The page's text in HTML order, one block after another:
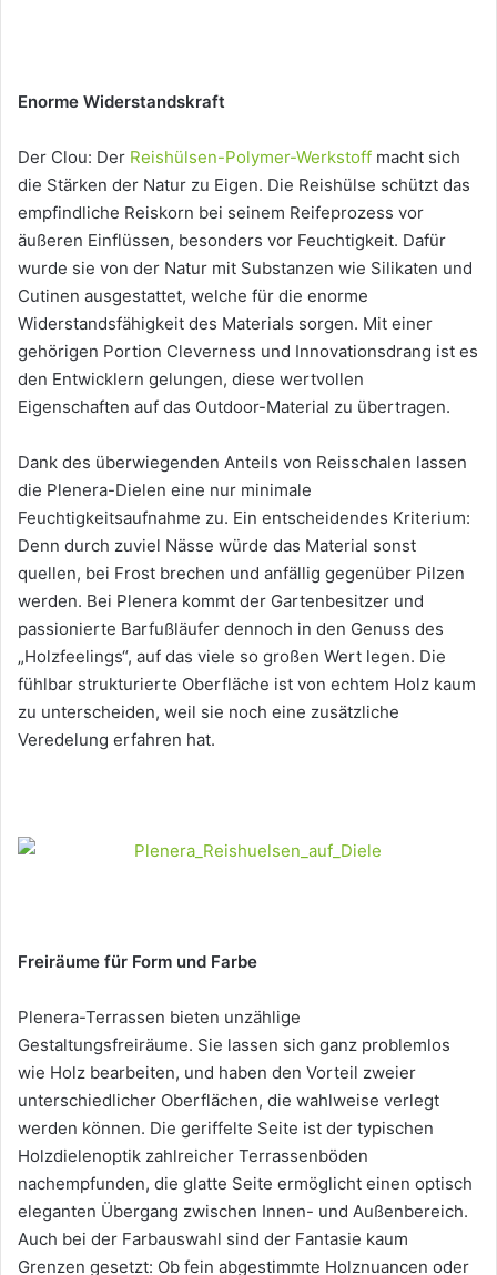
Enorme Widerstandskraft
Der Clou: Der Reishülsen-Polymer-Werkstoff macht sich
die Stärken der Natur zu Eigen. Die Reishülse schützt das
empfindliche Reiskorn bei seinem Reifeprozess vor
äußeren Einflüssen, besonders vor Feuchtigkeit. Dafür
wurde sie von der Natur mit Substanzen wie Silikaten und
Cutinen ausgestattet, welche für die enorme
Widerstandsfähigkeit des Materials sorgen. Mit einer
gehörigen Portion Cleverness und Innovationsdrang ist es
den Entwicklern gelungen, diese wertvollen
Eigenschaften auf das Outdoor-Material zu übertragen.
Dank des überwiegenden Anteils von Reisschalen lassen
die Plenera-Dielen eine nur minimale
Feuchtigkeitsaufnahme zu. Ein entscheidendes Kriterium:
Denn durch zuviel Nässe würde das Material sonst
quellen, bei Frost brechen und anfällig gegenüber Pilzen
werden. Bei Plenera kommt der Gartenbesitzer und
passionierte Barfußläufer dennoch in den Genuss des
„Holzfeelings“, auf das viele so großen Wert legen. Die
fühlbar strukturierte Oberfläche ist von echtem Holz kaum
zu unterscheiden, weil sie noch eine zusätzliche
Veredelung erfahren hat.
Freiräume für Form und Farbe
Plenera-Terrassen bieten unzählige
Gestaltungsfreiräume. Sie lassen sich ganz problemlos
wie Holz bearbeiten, und haben den Vorteil zweier
unterschiedlicher Oberflächen, die wahlweise verlegt
werden können. Die geriffelte Seite ist der typischen
Holzdielenoptik zahlreicher Terrassenböden
nachempfunden, die glatte Seite ermöglicht einen optisch
eleganten Übergang zwischen Innen- und Außenbereich.
Auch bei der Farbauswahl sind der Fantasie kaum
Grenzen gesetzt: Ob fein abgestimmte Holznuancen oder